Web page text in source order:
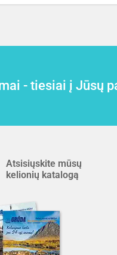
- tiesiai į Jūsų
Atsisiųskite mūsų
kelionių katalogą